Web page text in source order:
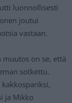
luonnollisesti
joutui
vastaan.
on se, että
sotkettu.
kakkospariksi,
ja Mikko